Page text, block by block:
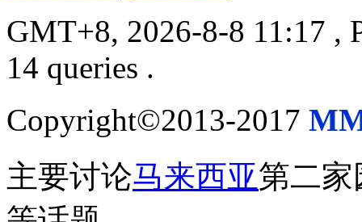
GMT+8, 2026-8-8 11:17 ,
14 queries .
Copyright©2013-2017
主要讨论马来西亚第二